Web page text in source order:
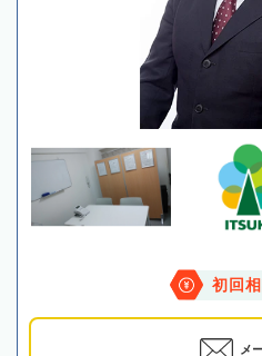
初回
メ